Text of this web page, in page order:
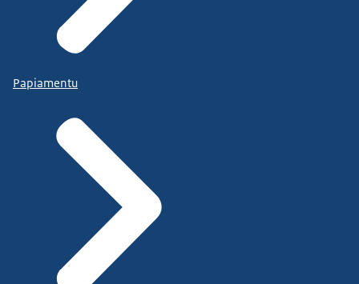
Papiamentu